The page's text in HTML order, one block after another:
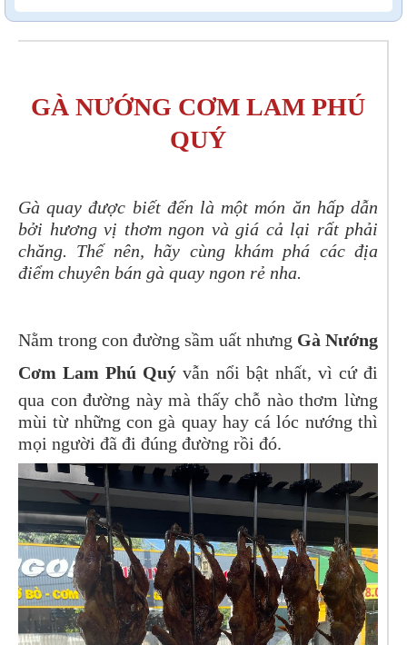
GÀ NƯỚNG CƠM LAM PHÚ
QUÝ
Gà quay được biết đến là một món ăn hấp dẫn
bởi hương vị thơm ngon và giá cả lại rất phải
chăng. Thế nên, hãy cùng khám phá các địa
điểm chuyên bán gà quay ngon rẻ nha.
Nằm trong con đường sầm uất nhưng Gà Nướng
Cơm Lam Phú Quý vẫn nổi bật nhất, vì cứ đi
qua con đường này mà thấy chỗ nào thơm lừng
mùi từ những con gà quay hay cá lóc nướng thì
mọi người đã đi đúng đường rồi đó.